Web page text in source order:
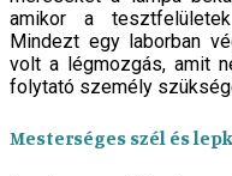
amikor a
Mindezt egy laborban
volt a légmozgás, amit
folytató személy
Mesterséges szél és